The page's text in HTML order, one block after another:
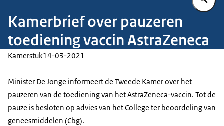
Kamerbrief over pauzeren
toediening vaccin AstraZeneca
Kamerstuk14-03-2021
Minister De Jonge informeert de Tweede Kamer over het
pauzeren van de toediening van het AstraZeneca-vaccin. Tot de
pauze is besloten op advies van het College ter beoordeling van
geneesmiddelen (Cbg).